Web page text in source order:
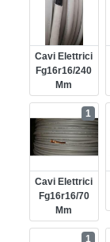
Cavi Elettrici
Fg16r16/240
Mm
Cavi Elettrici
Fg16r16/70
Mm
1
1